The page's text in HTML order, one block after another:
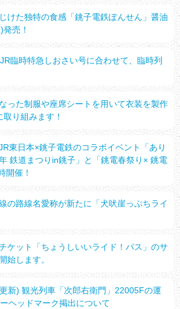
けた独特の食感「銚子電鉄ぽんせん」醤油
売！
臨時特急しおさい号に合わせて、臨時列
った制服や座席シートを用いて衣装を製作
取り組みます！
東日本×銚子電鉄のコラボイベント「あり
鉄道まつりin銚子」と「銚電春祭り× 銚電
開催！
の路線名愛称が新たに「犬吠崖っぷちライ
ケット「ちょうしいいライド！パス」のサ
始します。
新) 観光列車「次郎右衛門」22005Fの運
ヘッドマーク掲出について